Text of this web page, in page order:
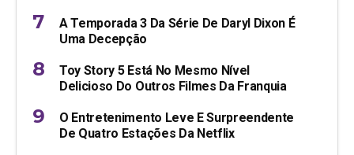
A Temporada 3 Da Série De Daryl Dixon É
Uma Decepção
Toy Story 5 Está No Mesmo Nível
Delicioso Do Outros Filmes Da Franquia
O Entretenimento Leve E Surpreendente
De Quatro Estações Da Netflix